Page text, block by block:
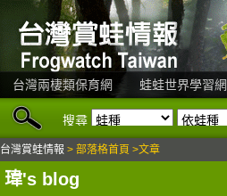
台灣兩棲類保育網 蛙蛙世界學習網
搜尋
台灣賞蛙情報 > 部落格首頁 >文章
瑋's blog